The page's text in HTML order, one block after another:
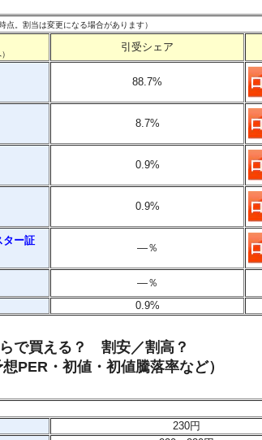
点。割当は変更になる場合があります）
引受シェア
88.7%
8.7%
0.9%
0.9%
ター証
―％
―％
0.9%
で買える？ 割安／割高？
PER・初値・初値騰落率など）
230円